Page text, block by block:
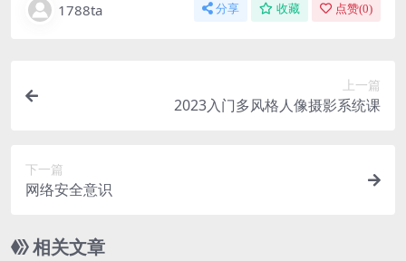
1788ta 分享 收藏 点赞(0)
上一篇
2023入门多风格人像摄影系统课
下一篇
网络安全意识
相关文章